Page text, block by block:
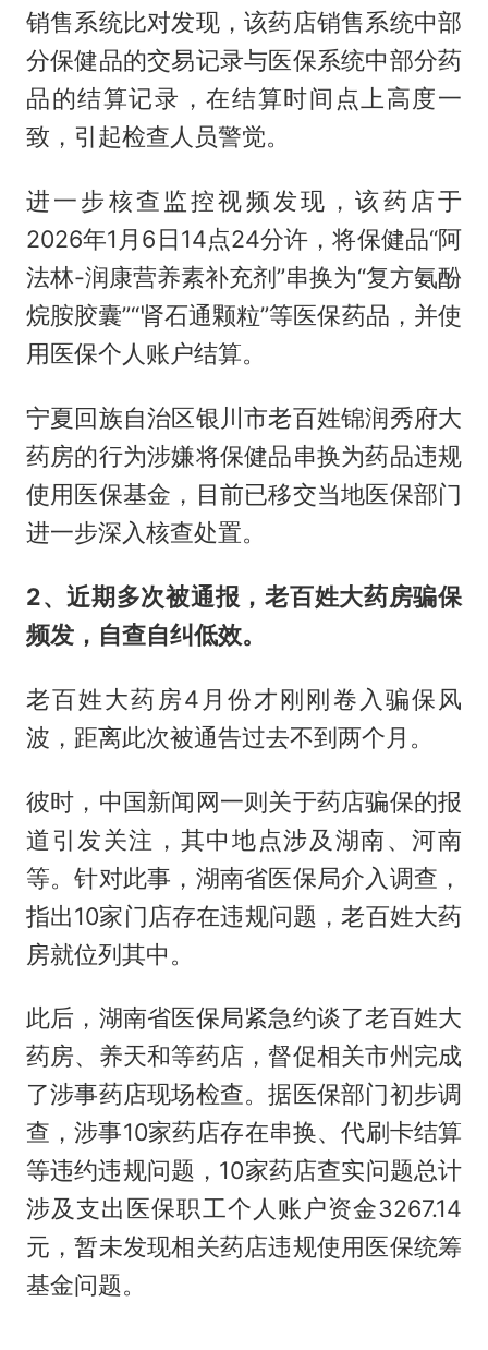
销售系统比对发现，该药店销售系统中部
分保健品的交易记录与医保系统中部分药
品的结算记录，在结算时间点上高度一
致，引起检查人员警觉。
进一步核查监控视频发现，该药店于
2026年1月6日14点24分许，将保健品“阿
法林-润康营养素补充剂”串换为“复方氨酚
烷胺胶囊”“肾石通颗粒”等医保药品，并使
用医保个人账户结算。
宁夏回族自治区银川市老百姓锦润秀府大
药房的行为涉嫌将保健品串换为药品违规
使用医保基金，目前已移交当地医保部门
进一步深入核查处置。
2、近期多次被通报，老百姓大药房骗保
频发，自查自纠低效。
老百姓大药房4月份才刚刚卷入骗保风
波，距离此次被通告过去不到两个月。
彼时，中国新闻网一则关于药店骗保的报
道引发关注，其中地点涉及湖南、河南
等。针对此事，湖南省医保局介入调查，
指出10家门店存在违规问题，老百姓大药
房就位列其中。
此后，湖南省医保局紧急约谈了老百姓大
药房、养天和等药店，督促相关市州完成
了涉事药店现场检查。据医保部门初步调
查，涉事10家药店存在串换、代刷卡结算
等违约违规问题，10家药店查实问题总计
涉及支出医保职工个人账户资金3267.14
元，暂未发现相关药店违规使用医保统筹
基金问题。